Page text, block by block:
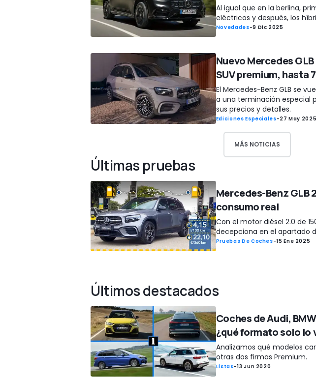
Al igual que en la berlina,
eléctricos y después, los
Novedades-9 Dic 2025
Nuevo Mercedes
SUV premium, hasta
El Mercedes-Benz GLB se
a una terminación especial
sus precios y detalles.
Ediciones Especiales-27 May 2025
MÁS NOTICIAS
Últimas pruebas
Mercedes-Benz GLB
consumo real
Con el motor diésel 2.0 de
decepciona en el apartado
Pruebas De Coches-15 Ene 2025
Últimos destacados
Coches de Audi,
¿qué formato solo lo
Analizamos qué modelos
otras dos firmas Premium.
Listas-13 Jun 2020